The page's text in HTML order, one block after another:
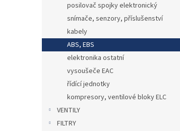
e
l
posilovač spojky elektronický
snímače, senzory, příslušenství
kabely
ABS, EBS
elektronika ostatní
vysoušeče EAC
řídící jednotky
kompresory, ventilové bloky ELC
VENTILY
FILTRY